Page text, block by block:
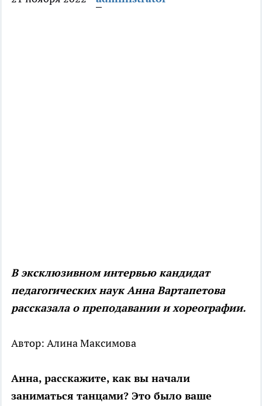
В эксклюзивном интервью кандидат
педагогических наук Анна Вартапетова
рассказала о преподавании и хореографии.
Автор: Алина Максимова
Анна, расскажите, как вы начали
заниматься танцами? Это было ваше